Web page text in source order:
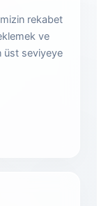
rekabet
ve
üst seviyeye